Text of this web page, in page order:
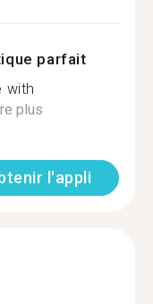
parfait
with
plus
l'appli